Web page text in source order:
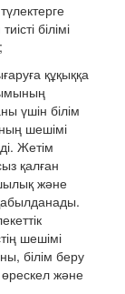
білімі
құқыққа
үшін білім
шешімі
Жетім
қалған
және
шешімі
білім беру
және